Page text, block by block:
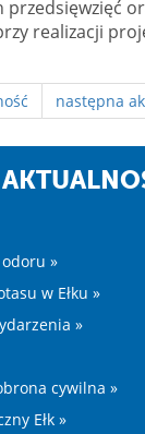
realizacji
następna
»
w Ełku »
»
cywilna »
Ełk »